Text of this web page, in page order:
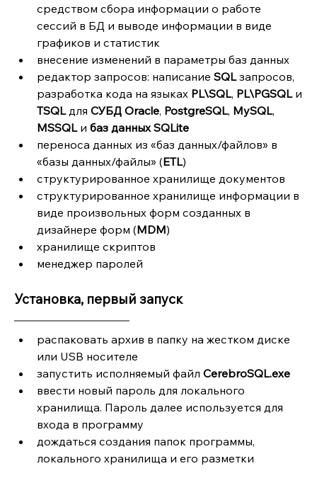
средством сбора информации о работе
сессий в БД и выводе информации в виде
графиков и статистик
внесение изменений в параметры баз данных
редактор запросов: написание SQL запросов,
разработка кода на языках PL\SQL, PL\PGSQL
TSQL для СУБД Oracle, PostgreSQL, MySQL
MSSQL и баз данных SQLite
переноса данных из «баз данных/файлов» в
«базы данных/файлы» (ETL)
структурированное хранилище документов
структурированное хранилище информации в
виде произвольных форм созданных в
дизайнере форм (MDM)
хранилище скриптов
менеджер паролей
Установка, первый запуск
распаковать архив в папку на жестком диске
или USB носителе
запустить исполняемый файл CerebroSQL.exe
ввести новый пароль для локального
хранилища. Пароль далее используется для
входа в программу
дождаться создания папок программы,
локального хранилища и его разметки